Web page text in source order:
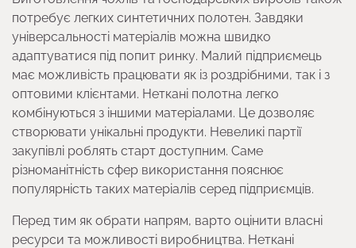
потребує легких синтетичних полотен. Завдяки
універсальності матеріалів можна швидко
адаптуватися під попит ринку. Малий підприємець
має можливість працювати як із роздрібними, так і з
оптовими клієнтами. Неткані полотна легко
комбінуються з іншими матеріалами. Це дозволяє
створювати унікальні продукти. Невеликі партії
закупівлі роблять старт доступним. Саме
різноманітність сфер використання пояснює
популярність таких матеріалів серед підприємців.
Перед тим як обрати напрям, варто оцінити власні
ресурси та можливості виробництва. Неткані